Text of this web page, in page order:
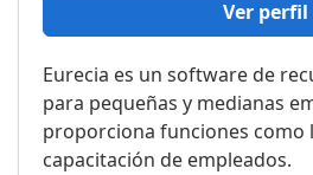
Ver perfil
Eurecia es un software de
para pequeñas y medianas
proporciona funciones como
capacitación de empleados.